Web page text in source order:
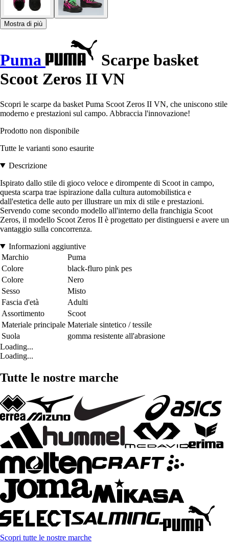
Mostra di più
Puma
Scarpe basket
Scoot Zeros II VN
Scopri le scarpe da basket Puma Scoot Zeros II VN, che uniscono stile
moderno e prestazioni sul campo. Abbraccia l'innovazione!
Prodotto non disponibile
Tutte le varianti sono esaurite
Descrizione
Ispirato dallo stile di gioco veloce e dirompente di Scoot in campo,
questa scarpa trae ispirazione dalla cultura automobilistica e
dall'estetica delle auto per illustrare un mix di stile e prestazioni.
Servendo come secondo modello all'interno della franchigia Scoot
Zeros, il modello Scoot Zeros II è progettato per distinguersi e avere un
vantaggio sulla concorrenza.
Informazioni aggiuntive
Marchio
Puma
Colore
black-fluro pink pes
Colore
Nero
Sesso
Misto
Fascia d'età
Adulti
Assortimento
Scoot
Materiale principale Materiale sintetico / tessile
Suola
gomma resistente all'abrasione
Loading...
Loading...
Tutte le nostre marche
Scopri tutte le nostre marche